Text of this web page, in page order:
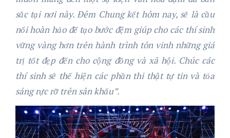
sắctại nơi này. Đêm Chungkết hôm nay, sẽ là cầu
nối hoàn hảo để tạo bước đệm giúp cho các thí sinh
vững vàng hơn trên hành trình tôn vinh những giá
trị tốt đẹp đến cho cộng đồng và xã hội. Chúc các
thí sinh sẽ thể hiện các phần thi thật tự tin và tỏa
sáng rực rỡ trên sân khấu”.